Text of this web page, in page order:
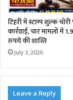
टिहरी में स्टाम्प शुल्क
कार्रवाई, चार मामलों में
रुपये की शास्ति
July 3, 2026
Leave a Reply